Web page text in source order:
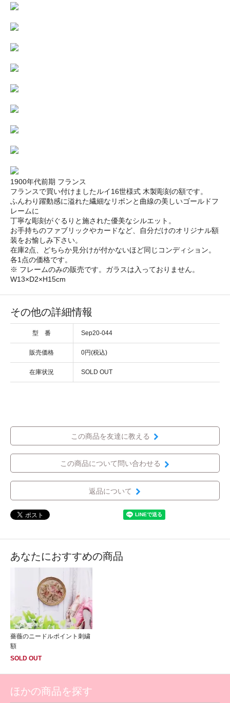
1900年代前期 フランス
フランスで買い付けましたルイ16世様式 木製彫刻の額です。
ふんわり躍動感に溢れた繊細なリボンと曲線の美しいゴールドフ
レームに
丁寧な彫刻がぐるりと施された優美なシルエット。
お手持ちのファブリックやカードなど、自分だけのオリジナル額
装をお愉しみ下さい。
在庫2点、どちらか見分けが付かないほど同じコンディション。
各1点の価格です。
※ フレームのみの販売です。ガラスは入っておりません。
W13×D2×H15cm
その他の詳細情報
型 番 Sep20-044
販売価格 0円(税込)
在庫状況 SOLD OUT
この商品を友達に教える
この商品について問い合わせる
返品について
あなたにおすすめの商品
薔薇のニードルポイント刺繍
額
SOLD OUT
ほかの商品を探す